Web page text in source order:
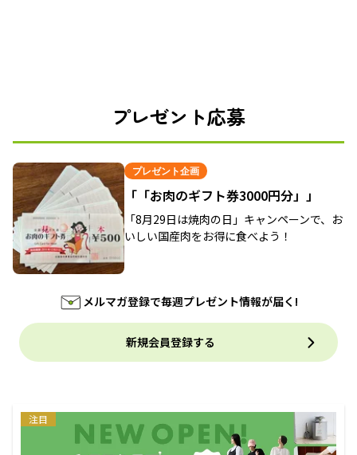
プレゼント応募
プレゼント企画
「「お肉のギフト券3000円分」」
「8月29日は焼肉の日」キャンペーンで、お
いしい国産肉をお得に食べよう！
メルマガ登録で毎週プレゼント情報が届く!
新規会員登録する
注目